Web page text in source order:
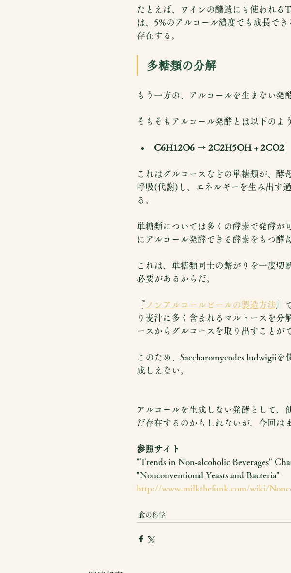
たとえば、ワインの醸造にも使われる
は、5%のアルコール濃度でも成長で
存在する。
多糖類の分解
もう一方の、アルコールを生まない発
そもそもアルコール発酵とは以下のよ
C6H12O6 → 2C2H5OH + 2CO2
これはグルコースなどの単糖類が、酵
呼吸(代謝)し、エネルギーを生み出す
る。
単糖類については多くの酵素で発酵が
にアルコール発酵できる酵素をもつ酵
これは、単糖類同士の繋がりを一度切
必要があるからだ。
ノンアルコールビールの製造方法 』
り麦汁に多く含まれるマルトースを分
ースからグルコースを取り出すことが
このため、Saccharomycodes ludwigii
成しえない。
アルコールを生成しない発酵として、
だ存在するのかもしれないが、今回は
参照サイト
"Trends in Non-alcoholic Beverages"
"Nonconventional Yeasts and Bacteria"
http://www.milkthefunk.com/wiki/
食の科学